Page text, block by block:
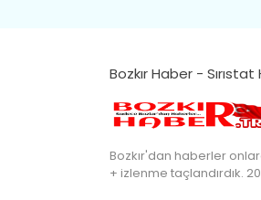
Bozkır Haber -
Bozkır'dan haberler
+ izlenme taçlandırdık.